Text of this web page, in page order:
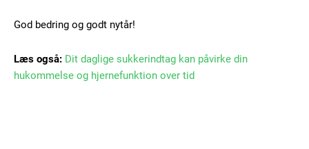
God bedring og godt nytår!
Læs også: Dit daglige sukkerindtag kan påvirke din
hukommelse og hjernefunktion over tid